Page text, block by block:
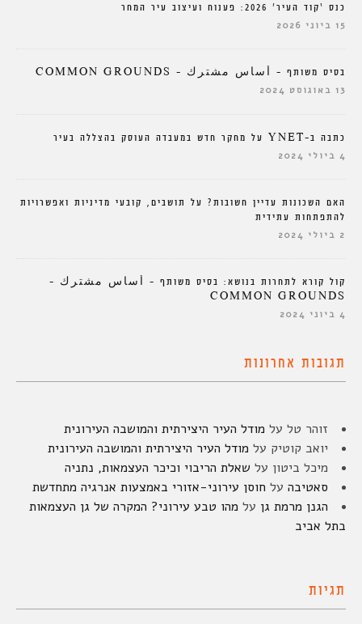
כנס ‘קוד העיר’ 2026: פענוח ועיצוב עיר המחר
15 ביוני 2026
בסיס משותף – أساس مشترك – COMMON GROUNDS
13 באוגוסט 2024
כתבה ב-YNET על מחקר חדש במעבדה העוסק בהצללה בעיר
4 ביולי 2024
האם השכונות עדיין חשובות? על תושבים, קובעי מדיניות ואפשרויות
להתפתחות עתידית
2 ביולי 2024
קול קורא לתחרות בנושא: בסיס משותף – أساس مشترك –
COMMON GROUNDS
4 ביוני 2024
תגובות אחרונות
זוהר טל על מודל העיר היצירתית והמושבה העירונית
יואב קוטיק על מודל העיר היצירתית והמושבה העירונית
מיכל ביטון על שאלת הריבוי וכיכר העצמאות, נתניה
סאטיבה על חוסן עירוני-אזורי באמצעות אנרגיה מתחדשת
הגנן מרמת גן על מהו טבע עירוני? המקרה של גן העצמאות
בתל אביב
תגיות